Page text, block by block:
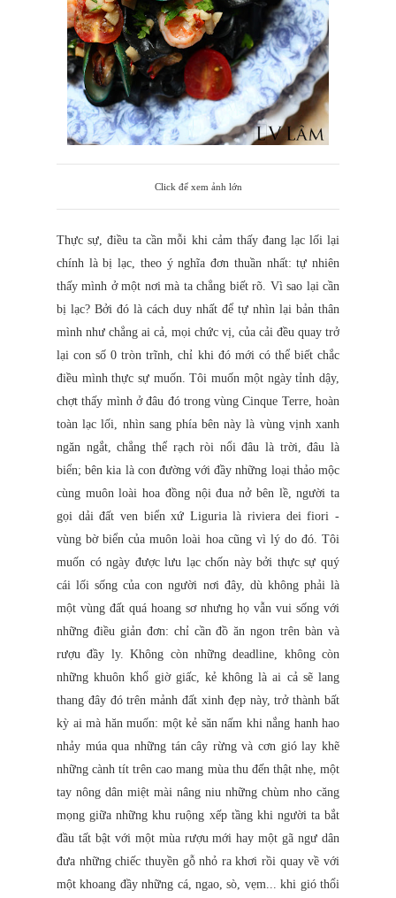
Click để xem ảnh lớn
Thực sự, điều ta cần mỗi khi cảm thấy đang lạc lối lại
chính là bị lạc, theo ý nghĩa đơn thuần nhất: tự nhiên
thấy mình ở một nơi mà ta chẳng biết rõ. Vì sao lại cần
bị lạc? Bởi đó là cách duy nhất để tự nhìn lại bản thân
mình như chẳng ai cả, mọi chức vị, của cải đều quay trở
lại con số 0 tròn trĩnh, chỉ khi đó mới có thể biết chắc
điều mình thực sự muốn. Tôi muốn một ngày tỉnh dậy,
chợt thấy mình ở đâu đó trong vùng Cinque Terre, hoàn
toàn lạc lối, nhìn sang phía bên này là vùng vịnh xanh
ngăn ngắt, chẳng thể rạch ròi nổi đâu là trời, đâu là
biển; bên kia là con đường với đầy những loại thảo mộc
cùng muôn loài hoa đồng nội đua nở bên lề, người ta
gọi dải đất ven biển xứ Liguria là riviera dei fiori -
vùng bờ biển của muôn loài hoa cũng vì lý do đó. Tôi
muốn có ngày được lưu lạc chốn này bởi thực sự quý
cái lối sống của con người nơi đây, dù không phải là
một vùng đất quá hoang sơ nhưng họ vẫn vui sống với
những điều giản đơn: chỉ cần đồ ăn ngon trên bàn và
rượu đầy ly. Không còn những deadline, không còn
những khuôn khổ giờ giấc, kẻ không là ai cả sẽ lang
thang đây đó trên mảnh đất xinh đẹp này, trở thành bất
kỳ ai mà hăn muốn: một kẻ săn nấm khi nắng hanh hao
nhảy múa qua những tán cây rừng và cơn gió lay khẽ
những cành tít trên cao mang mùa thu đến thật nhẹ, một
tay nông dân miệt mài nâng niu những chùm nho căng
mọng giữa những khu ruộng xếp tầng khi người ta bắt
đầu tất bật với một mùa rượu mới hay một gã ngư dân
đưa những chiếc thuyền gỗ nhỏ ra khơi rồi quay về với
một khoang đầy những cá, ngao, sò, vẹm... khi gió thổi